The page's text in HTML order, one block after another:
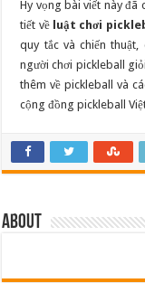
Hy vọng bài viết này đã
tiết về luật chơi
quy tắc và chiến
người chơi pickleball
thêm về pickleball và
cộng đồng pickleball
About